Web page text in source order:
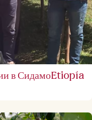
в СидамоEtiopía